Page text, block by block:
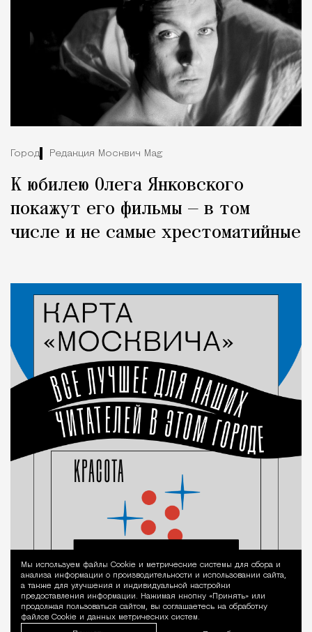
Город Редакция Москвич Mag
К юбилею Олега Янковского
покажут его фильмы — в том
числе и не самые хрестоматийные
Уведомление
Мы используем файлы Сookie и метрические системы для сбора и
анализа информации о производительности и использовании сайта,
а также для улучшения и индивидуальной настройки
предоставления информации. Нажимая кнопку «Принять» или
продолжая пользоваться сайтом, вы соглашаетесь на обработку
файлов Cookie и данных метрических систем.